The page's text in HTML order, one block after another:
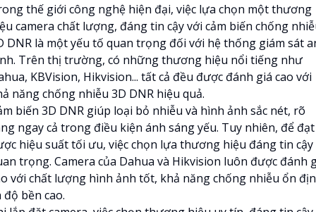
thế giới công nghệ hiện đại, việc lựa chọn một thương
camera chất lượng, đáng tin cậy với cảm biến chống
DNR là một yếu tố quan trọng đối với hệ thống giám sát
Trên thị trường, có những thương hiệu nổi tiếng như
KBVision, Hikvision... tất cả đều được đánh giá cao với
năng chống nhiễu 3D DNR hiệu quả.
biến 3D DNR giúp loại bỏ nhiễu và hình ảnh sắc nét, rõ
ngay cả trong điều kiện ánh sáng yếu. Tuy nhiên, để đạt
hiệu suất tối ưu, việc chọn lựa thương hiệu đáng tin cậy
trọng. Camera của Dahua và Hikvision luôn được đánh
với chất lượng hình ảnh tốt, khả năng chống nhiễu ổn
độ bền cao.